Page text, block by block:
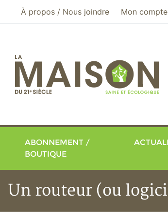
Aller au menu principal
Aller au contenu principal
À propos / Nous joindre Mon compte
ABONNEMENT /
BOUTIQUE
Un routeur (ou